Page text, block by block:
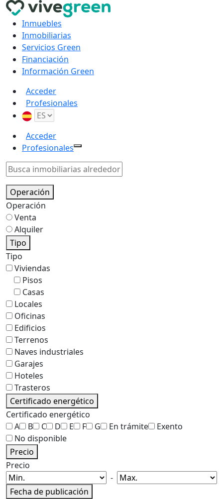
Inmuebles
Inmobiliarias
Servicios Green
Financiación
Información Green
Acceder
Profesionales
Acceder
Profesionales
Operación
Operación
Venta
Alquiler
Tipo
Tipo
Viviendas
Pisos
Casas
Locales
Oficinas
Edificios
Terrenos
Naves industriales
Garajes
Hoteles
Trasteros
Certificado energético
Certificado energético
A
B C D E F G En trámite
Exento
No disponible
Precio
Precio
-
Fecha de publicación